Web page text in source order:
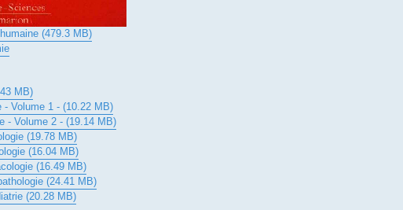
(479.3 MB)
MB)
Volume 1 - (10.22 MB)
- Volume 2 - (19.14 MB)
(19.78 MB)
(16.04 MB)
(16.49 MB)
(24.41 MB)
(20.28 MB)